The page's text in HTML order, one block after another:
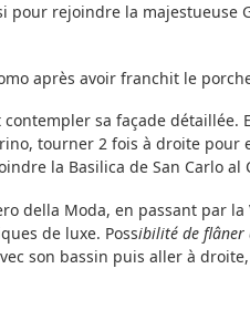
pour rejoindre la majestueuse
après avoir franchit le
sa façade détaillée.
tourner 2 fois à droite pour
la Basilica de San Carlo al
della Moda, en passant par la
de luxe. Possibilité de flâner
son bassin puis aller à